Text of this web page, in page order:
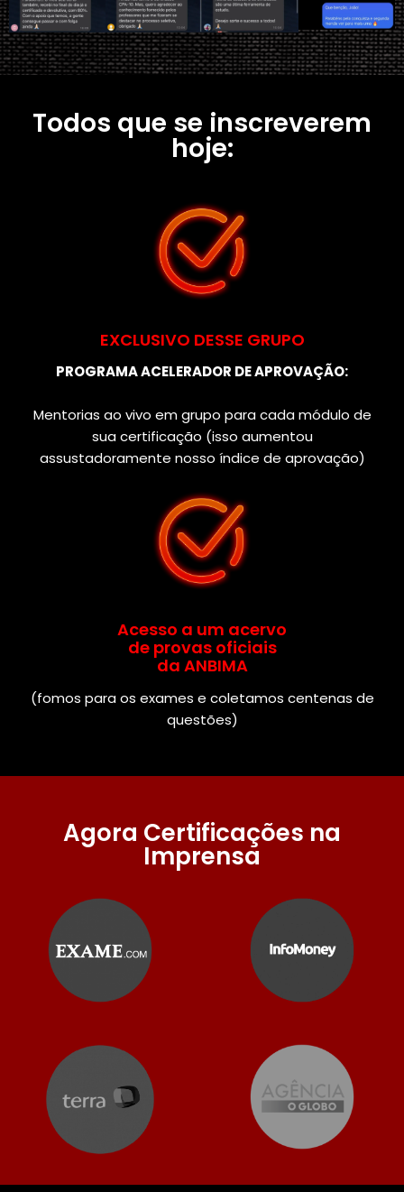
Todos que se inscreverem
hoje:
EXCLUSIVO DESSE GRUPO
PROGRAMA ACELERADOR DE APROVAÇÃO:
Mentorias ao vivo em grupo para cada módulo de
sua certificação (isso aumentou
assustadoramente nosso índice de aprovação)
Acesso a um acervo
de provas oficiais
da ANBIMA
(fomos para os exames e coletamos centenas de
questões)
Agora Certificações na
Imprensa